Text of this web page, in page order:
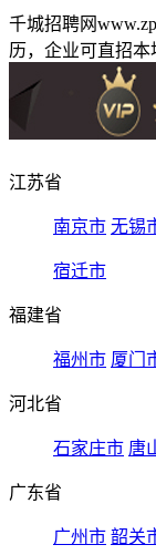
千城招聘网
历，企业可直招本
江苏省
南京市 无锡
宿迁市
福建省
福州市 厦门
河北省
石家庄市 唐
广东省
广州市 韶关